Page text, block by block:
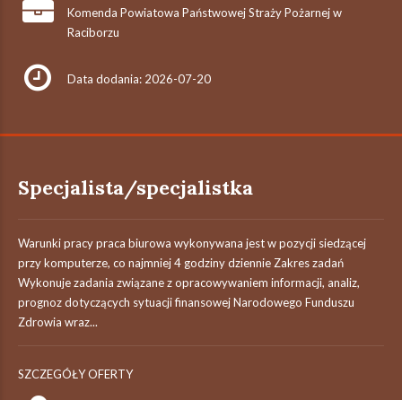
Komenda Powiatowa Państwowej Straży Pożarnej w
Raciborzu
Data dodania: 2026-07-20
Specjalista/specjalistka
Warunki pracy praca biurowa wykonywana jest w pozycji siedzącej
przy komputerze, co najmniej 4 godziny dziennie Zakres zadań
Wykonuje zadania związane z opracowywaniem informacji, analiz,
prognoz dotyczących sytuacji finansowej Narodowego Funduszu
Zdrowia wraz...
SZCZEGÓŁY OFERTY